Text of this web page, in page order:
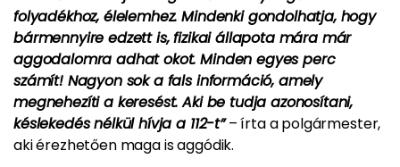
folyadékhoz, élelemhez. Mindenki gondolhatja, hogy
bármennyire edzett is, fizikai állapota mára már
aggodalomra adhat okot. Minden egyes perc
számít! Nagyon sok a fals információ, amely
megnehezíti a keresést. Aki be tudja azonosítani,
késlekedés nélkül hívja a 112-t”– írta a polgármester,
aki érezhetően maga is aggódik.